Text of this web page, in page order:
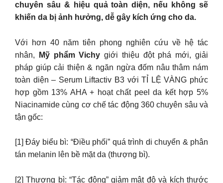
chuyên sâu & hiệu quả toàn diện, nếu không sẽ
khiến da bị ảnh hưởng, dễ gây kích ứng cho da.
Với hơn 40 năm tiên phong nghiên cứu về hệ tác
nhân,
Mỹ phẩm Vichygiới thiệu đột phá mới, giải
pháp giúp cải thiện & ngăn ngừa đốm nâu thâm nám
toàn diện – Serum Liftactiv B3 với TỈ LỆ VÀNG phức
hợp gồm 13% AHA + hoạt chất peel da kết hợp 5%
Niacinamide cùng cơ chế tác động 360 chuyên sâu và
tận gốc:
[1] Đáy biểu bì: “Điều phối” quá trình di chuyển & phân
tán melanin lên bề mặt da (thượng bì).
[2] Thượng bì: “Tác động” giảm mật độ và kích thước